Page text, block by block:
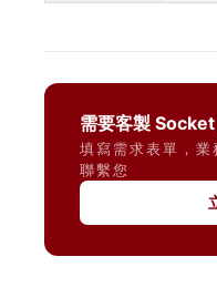
需要客製 Socket
填寫需求表單，
聯繫您